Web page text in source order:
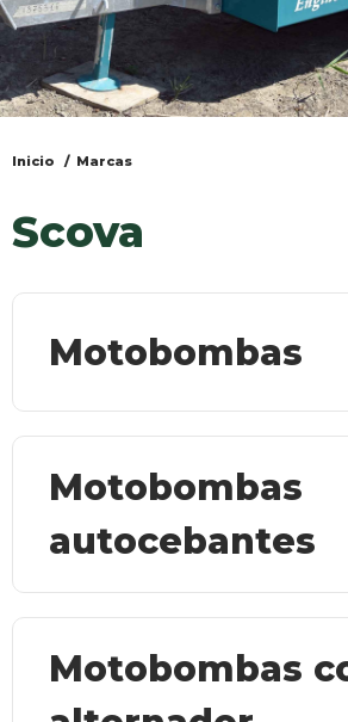
Usted
aquí
Inicio Marcas
Scova
Motobombas
Motobombas
autocebantes
Motobombas